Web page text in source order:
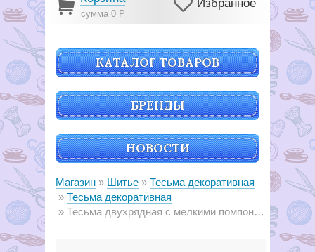
сумма 0Р
Избранное
КАТАЛОГ ТОВАРОВ
БРЕНДЫ
НОВОСТИ
Магазин Шитье
Тесьма декоративная
Тесьма декоративная
Тесьма двухрядная с мелкими помпонами 48 нежно-розовый